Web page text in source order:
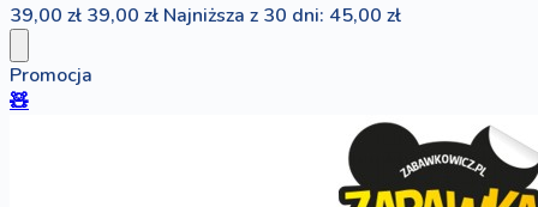
39,00 zł 39,00 zł Najniższa z 30 dni: 45,00 zł
Promocja
🧸